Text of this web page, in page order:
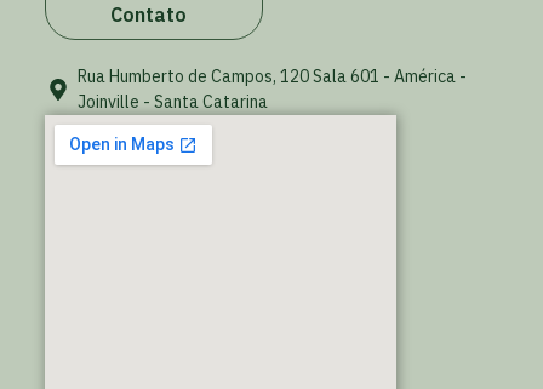
Contato
Rua Humberto de Campos, 120 Sala 601 - América -
Joinville - Santa Catarina